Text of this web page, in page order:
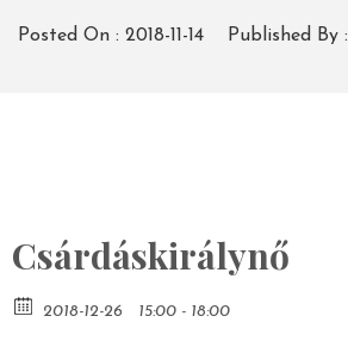
Posted On : 2018-11-14 Published By :
Csárdáskirálynő
2018-12-26 15:00 - 18:00